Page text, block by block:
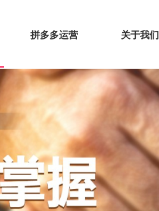
拼多多运营 关于我们